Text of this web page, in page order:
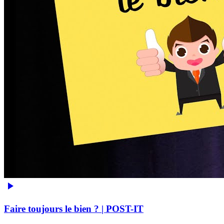
Faire toujours le bien ? | POST-IT